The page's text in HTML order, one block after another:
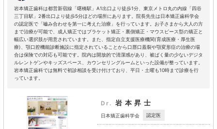
岩本矯正歯科は都営新宿線「曙橋駅」A1出口より徒歩1分、東京メトロ丸の内線「四谷
三丁目駅」2番出口より徒歩5分ほどの場所にあります。院長先生は日本矯正歯科学会
の認定医で「嚙み合わせを第一に考えた治療」を行っています。お子さまから大人の方
まで治療が可能で、成人矯正ではブラケット矯正・裏側矯正・マウスピース型の矯正と
幅広い選択肢が用意されています。また、指定自立支援医療機関(育成医療・厚生医
療)、顎口腔機能診断施設に指定されていることから口唇口蓋裂や顎変形症の治療の場
合は保険での対応も可能です。院内は開放的で清潔感があり、被ばく量の少ないデジタ
ルレントゲンやキッズスペース、カウンセリングルームといった設備が整っています。
岩本矯正歯科では無料で初診相談を受け付けており、平日・土曜も10時まで診療を行
っています。
Dr. 岩本昇士
日本矯正歯科学会 認定医